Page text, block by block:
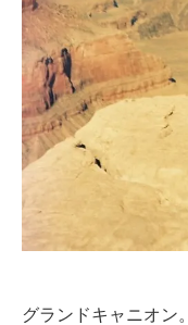
グランドキャニオン。